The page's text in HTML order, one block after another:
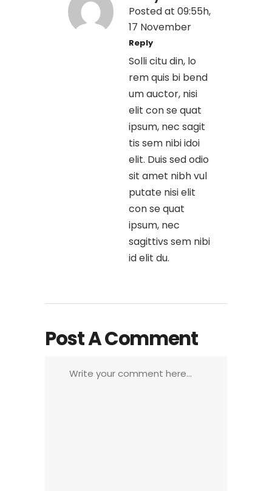
Posted at 09:55h,
17 November
Reply
Solli citu din, lo
rem quis bi bend
um auctor, nisi
elit con se quat
ipsum, nec sagit
tis sem nibi idoi
elit. Duis sed odio
sit amet nibh vul
putate nisi elit
con se quat
ipsum, nec
sagittivs sem nibi
id elit du.
Post A Comment